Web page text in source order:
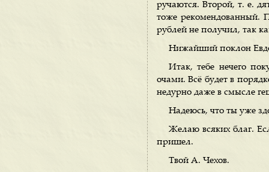
ручаются. Второй, т. е.
тоже рекомендованный.
рублей не получил, так
Нижайший поклон
Итак, тебе нечего
очами. Всё будет в
недурно даже в смысле
Надеюсь, что ты уже
Желаю всяких благ.
пришел.
Твой А. Чехов.